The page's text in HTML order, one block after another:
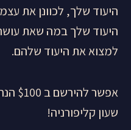
היעוד שלך, לכוונן את
היעוד שלך במה שאת
למצוא את היעוד שלהם.
שעון קליפורניה!